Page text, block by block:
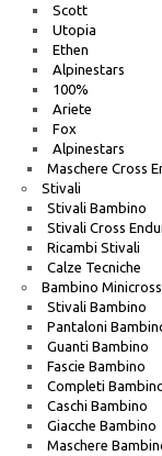
Scott
Utopia
Ethen
Alpinestars
100%
Ariete
Fox
Alpinestars
Maschere Cross
Stivali
Stivali Bambino
Stivali Cross
Ricambi Stivali
Calze Tecniche
Bambino Minicross
Stivali Bambino
Pantaloni
Guanti Bambino
Fascie Bambino
Completi
Caschi Bambino
Giacche Bambino
Maschere